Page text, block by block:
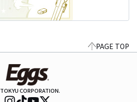
PAGE TOP
CORPORATION.